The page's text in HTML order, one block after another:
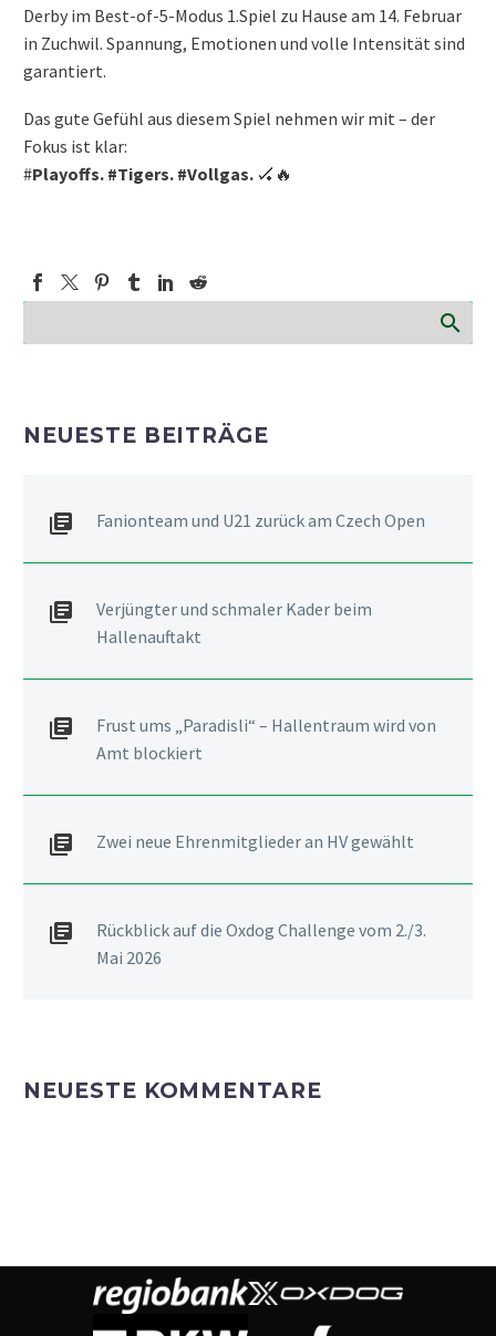
Derby im Best-of-5-Modus 1.Spiel zu Hause am 14. Februar
in Zuchwil. Spannung, Emotionen und volle Intensität sind
garantiert.
Das gute Gefühl aus diesem Spiel nehmen wir mit – der
Fokus ist klar:
#Playoffs. #Tigers. #Vollgas. 🏑🔥
NEUESTE BEITRÄGE
Fanionteam und U21 zurück am Czech Open
Verjüngter und schmaler Kader beim
Hallenauftakt
Frust ums „Paradisli“ – Hallentraum wird von
Amt blockiert
Zwei neue Ehrenmitglieder an HV gewählt
Rückblick auf die Oxdog Challenge vom 2./3.
Mai 2026
NEUESTE KOMMENTARE